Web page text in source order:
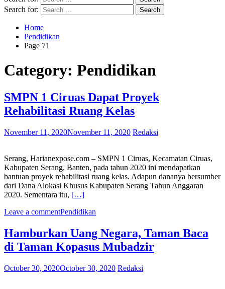
Search for:
Home
Pendidikan
Page 71
Category: Pendidikan
SMPN 1 Ciruas Dapat Proyek
Rehabilitasi Ruang Kelas
November 11, 2020November 11, 2020 Redaksi
Serang, Harianexpose.com – SMPN 1 Ciruas, Kecamatan Ciruas,
Kabupaten Serang, Banten, pada tahun 2020 ini mendapatkan
bantuan proyek rehabilitasi ruang kelas. Adapun dananya bersumber
dari Dana Alokasi Khusus Kabupaten Serang Tahun Anggaran
2020. Sementara itu, […]
Leave a commentPendidikan
Hamburkan Uang Negara, Taman Baca
di Taman Kopasus Mubadzir
October 30, 2020October 30, 2020 Redaksi